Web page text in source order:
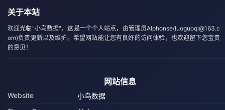
关于本站
欢迎光临"小鸟数据"，这是一个个人站点，由管理员Alphonse(luoguoqi@163.c
om)负责更新以及维护。希望网站能让您有良好的访问体验，也欢迎留下您宝贵
的意见！
网站信息
Website
小鸟数据